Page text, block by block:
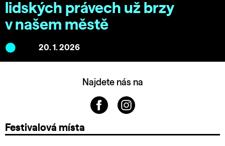
lidských právech už brzy
v našem městě
20. 1. 2026
Najdete nás na
Festivalová místa